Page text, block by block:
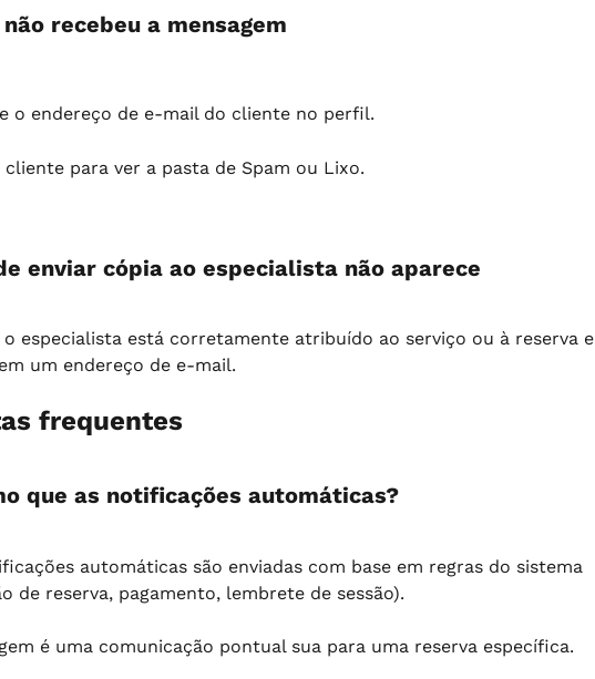
recebeu a mensagem
o endereço de e-mail do cliente no perfil.
cliente para ver a pasta de Spam ou Lixo.
enviar cópia ao especialista não aparece
o especialista está corretamente atribuído ao serviço ou à reserva e
um endereço de e-mail.
frequentes
que as notificações automáticas?
automáticas são enviadas com base em regras do sistema
de reserva, pagamento, lembrete de sessão).
é uma comunicação pontual sua para uma reserva específica.